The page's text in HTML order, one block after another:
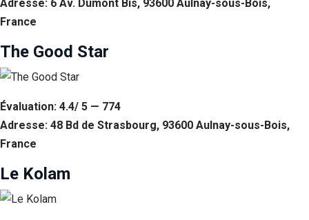
Adresse: 6 Av. Dumont Bis, 93600 Aulnay-sous-Bois,
France
The Good Star
Évaluation: 4.4/ 5 — 774
Adresse: 48 Bd de Strasbourg, 93600 Aulnay-sous-Bois,
France
Le Kolam